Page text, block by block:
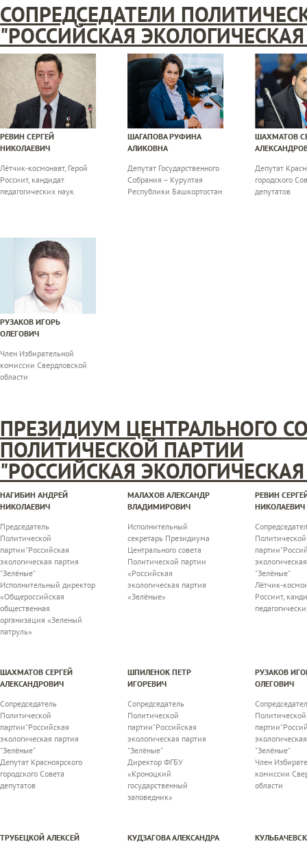
СОПРЕДСЕДАТЕЛИ
"РОССИЙСКАЯ
РЕВИН СЕРГЕЙ
НИКОЛАЕВИЧ
Лётчик-космонавт, Герой
Россиит, кандидат
педагогических наук
ШАГАПОВА РУФИНА
АЛИКОВНА
Депутат Государственного
Собрания – Курултая
Республики Башкортостан
ШАХМАТОВ
Депутат
городского
депутатов
РУЗАКОВ ИГОРЬ
ОЛЕГОВИЧ
Член Избирательной
комиссии Свердловской
области
ПРЕЗИДИУМ ЦЕНТРАЛЬНОГО
ПОЛИТИЧЕСКОЙ ПАРТИИ
"РОССИЙСКАЯ
НАГИБИН АНДРЕЙ
НИКОЛАЕВИЧ
Председатель
Политической
партии"Российская
экологическая партия
"Зелёные"
Исполнительный директор
«Общероссийская
общественная
организация «Зеленый
патруль»
МАЛАХОВ АЛЕКСАНДР
ВЛАДИМИРОВИЧ
Исполнительный
секретарь Президиума
Центрального совета
Политической партии
«Российская
экологическая партия
«Зелёные»
РЕВИН
НИКОЛАЕВИЧ
Политической
"Зелёные"
Лётчик-
Россиит,
ШАХМАТОВ СЕРГЕЙ
АЛЕКСАНДРОВИЧ
Сопредседатель
Политической
партии"Российская
экологическая партия
"Зелёные"
Депутат Красноярского
городского Совета
депутатов
ШПИЛЕНОК ПЕТР
ИГОРЕВИЧ
Сопредседатель
Политической
партии"Российская
экологическая партия
"Зелёные"
Директор ФГБУ
«Кроноцкий
государственный
заповедник»
РУЗАКОВ
ОЛЕГОВИЧ
Политической
"Зелёные"
Член
комиссии
области
ТРУБЕЦКОЙ АЛЕКСЕЙ
КУДЗАГОВА АЛЕКСАНДРА